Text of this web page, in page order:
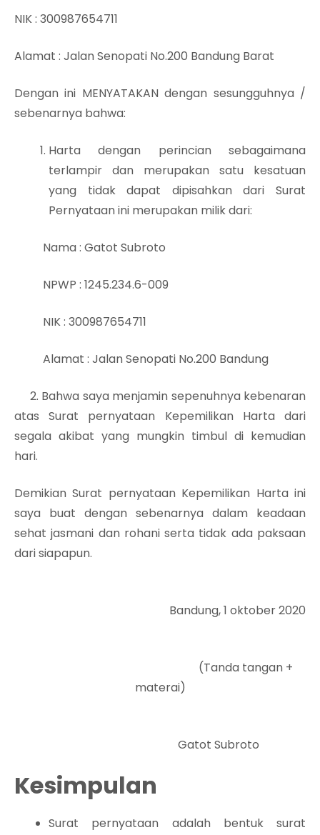
NIK: 300987654711
Alamat : Jalan Senopati No.200 Bandung Barat
Dengan ini MENYATAKAN dengan sesungguhnya /
sebenarnya bahwa:
Harta dengan perincian sebagaimana
terlampir dan merupakan satu kesatuan
yang tidak dapat dipisahkan dari Surat
Pernyataan ini merupakan milik dari:
Nama: Gatot Subroto
NPWP : 1245.234.6-009
NIK: 300987654711
Alamat : Jalan Senopati No.200 Bandung
2. Bahwa saya menjamin sepenuhnya kebenaran
atas Surat pernyataan Kepemilikan Harta dari
segala akibat yang mungkin timbul di kemudian
hari.
Demikian Surat pernyataan Kepemilikan Harta ini
saya buat dengan sebenarnya dalam keadaan
sehat jasmani dan rohani serta tidak ada paksaan
dari siapapun.
Bandung, 1 oktober 2020
(Tanda tangan +
materai)
Gatot Subroto
Kesimpulan
Surat pernyataan adalah bentuk surat